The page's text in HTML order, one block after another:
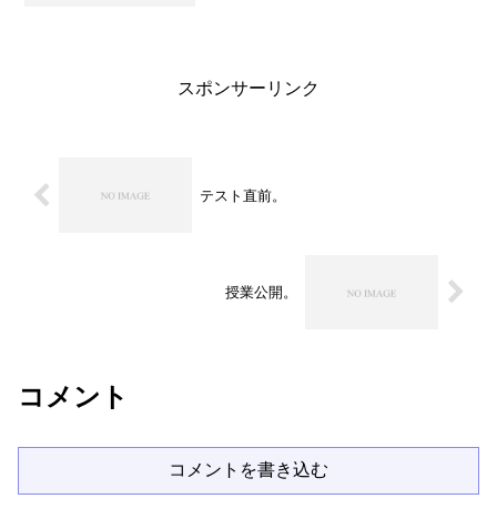
スポンサーリンク
テスト直前。
授業公開。
コメント
コメントを書き込む